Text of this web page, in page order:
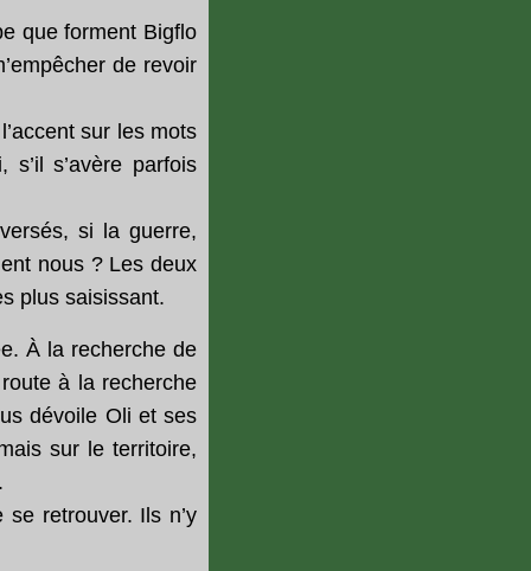
que forment Bigflo
de revoir
sur les mots
s’avère parfois
si la guerre,
nous ? Les deux
plus saisissant.
À la recherche de
à la recherche
dévoile Oli et ses
sur le territoire,
retrouver. Ils n’y